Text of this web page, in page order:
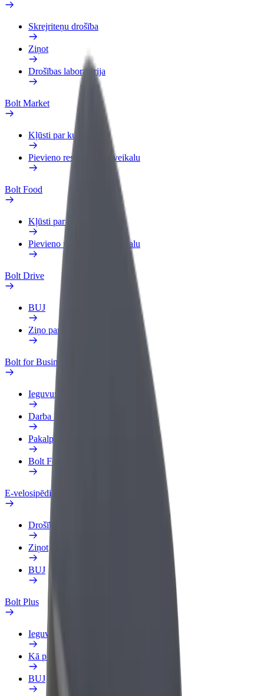
Skrejriteņu drošība
Ziņot
Drošības laboratorija
Bolt Market
Kļūsti par kurjeru
Pievieno restorānu vai veikalu
Bolt Food
Kļūsti par kurjeru
Pievieno restorānu vai veikalu
Bolt Drive
BUJ
Ziņo par transportlīdzekli
Bolt for Business
Ieguvumi
Darba Profils
Pakalpojumi
Bolt Food uzņēmumiem
E-velosipēdi
Drošības laboratorija
Ziņot
BUJ
Bolt Plus
Ieguvumi
Kā pievienoties
BUJ